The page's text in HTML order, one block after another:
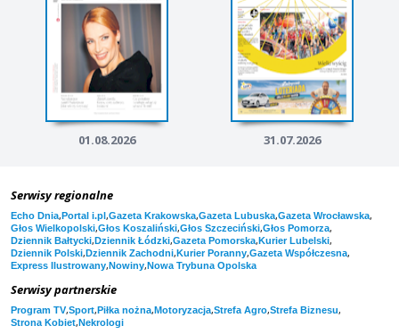
01.08.2026 31.07.2026
Serwisy regionalne
Echo Dnia,Portal i.pl,Gazeta Krakowska,Gazeta Lubuska,Gazeta Wrocławska,
Głos Wielkopolski,Głos Koszaliński,Głos Szczeciński,Głos Pomorza,
Dziennik Bałtycki,Dziennik Łódzki,Gazeta Pomorska,Kurier Lubelski,
Dziennik Polski,Dziennik Zachodni,Kurier Poranny,Gazeta Współczesna,
Express Ilustrowany,Nowiny,Nowa Trybuna Opolska
Serwisy partnerskie
Program TV,Sport,Piłka nożna,Motoryzacja,Strefa Agro,Strefa Biznesu,
Strona Kobiet,Nekrologi